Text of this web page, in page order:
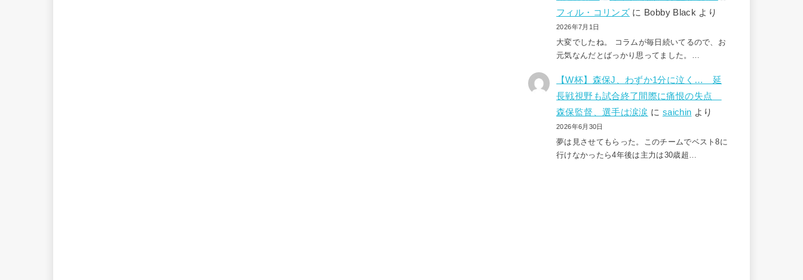
フィル・コリンズ に Bobby Black より
2026年7月1日
大変でしたね。 コラムが毎日続いてるので、お
元気なんだとばっかり思ってました。…
【W杯】森保J、わずか1分に泣く… 延
長戦視野も試合終了間際に痛恨の失点
森保監督、選手は涙涙 に saichin より
2026年6月30日
夢は見させてもらった。このチームでベスト8に
行けなかったら4年後は主力は30歳超…